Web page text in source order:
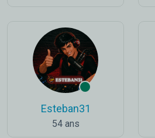
Esteban31
54 ans